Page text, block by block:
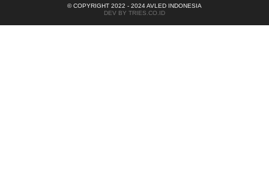
© COPYRIGHT 2022 - 2024 AVLED INDONESIA
DEV BY TRIES.CO.ID